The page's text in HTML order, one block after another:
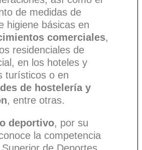
de medidas de
higiene básicas en
comerciales,
residenciales de
en los hoteles y
turísticos o en
de hostelería y
, entre otras.
deportivo, por su
la competencia